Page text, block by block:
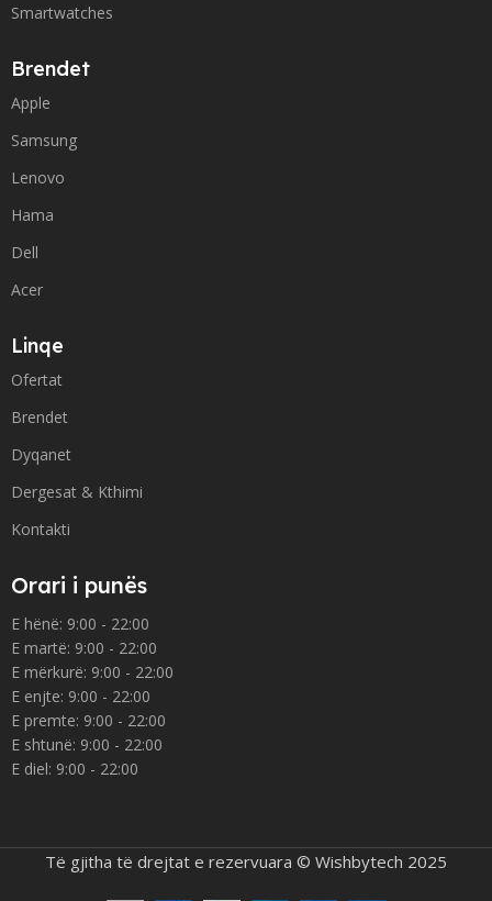
Smartwatches
Brendet
Apple
Samsung
Lenovo
Hama
Dell
Acer
Linqe
Ofertat
Brendet
Dyqanet
Dergesat & Kthimi
Kontakti
Orari i punës
E hënë: 9:00 - 22:00
E martë: 9:00 - 22:00
E mërkurë: 9:00 - 22:00
E enjte: 9:00 - 22:00
E premte: 9:00 - 22:00
E shtunë: 9:00 - 22:00
E diel: 9:00 - 22:00
Të gjitha të drejtat e rezervuara © Wishbytech 2025